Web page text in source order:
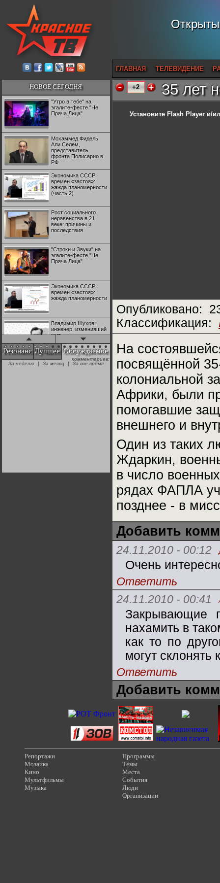
ГЛАВНАЯ ТЕЛЕВИДЕНИЕ
НОВОЕ СЕГОДНЯ
"Утро в тебе" на
эгалите-фесте "Не
Пряча Лица"
Мохаммед Фидель
Али Селем,
представитель
фронта Полисарио в
РФ
Экономика СССР
времен «застоя»:
жажда планомерности
(часть 2)
Рост социального
неравенства в 21
веке: причины и
последствия
"Строки и Звуки" на
эгалите-фесте "Не
Пряча Лица"
Экономика СССР
времен «застоя»:
жажда планомерности
Владимир Шухов:
инженер, изменивший
мир
"Аркадий Коц" на
эгалите-фесте "Не
Резонанс Лучшее Обсуждаемое
комментариев:
За неделю
| За месяц | За все время
+2 35 лет
Установите Flash Player и/
Опубликовано:
Классификация:
На
посвящённой
колониальной
Африки, были
помогавшие
внешнего и
Один из таких
Ждаркин,
в число
рядах ФАПЛА
позднее - в
Добавить
24.11.2010 - 00:12
Очень
Ответить
24.11.2010 - 00:41
Закрывающие
нахамить в
как то по
могут склонять
Ответить
Добавить
Репортажи
Мозаика
Кино
Мультфильмы
Музыка
Программы
Темы
Места
События
Люди
Организации